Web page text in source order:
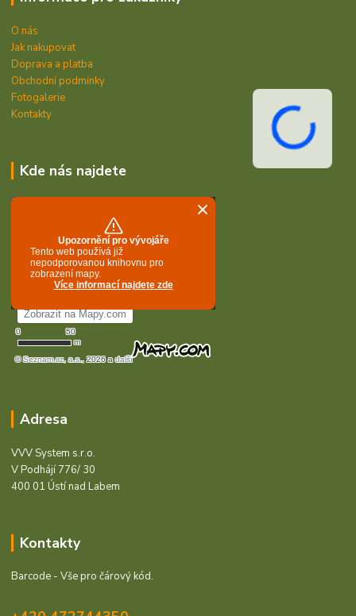
O nás
Jak nakupovat
Doprava a platba
Obchodní podmínky
Fotogalerie
Kontakty
Kde nás najdete
Adresa
VVV System s.r.o.
V Podhájí 776/ 30
400 01 Ústí nad Labem
Kontakty
Barcode - Vše pro čárový kód.